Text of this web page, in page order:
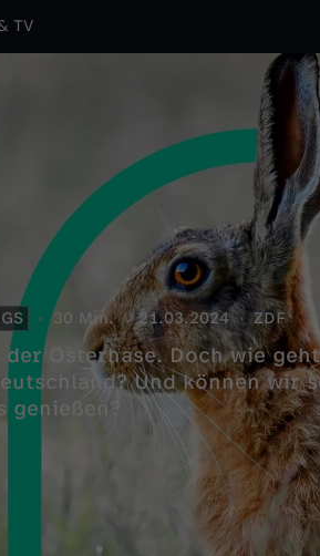
TV
30 Min. 21.03.2024 ZDF
Osterhase. Doch wie geht
Und können wir